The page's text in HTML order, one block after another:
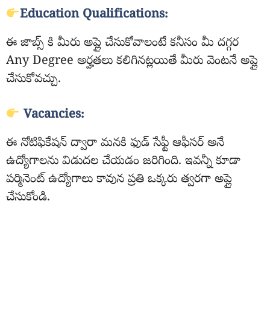
Education Qualifications:
ఈ జాబ్స్ కి మీరు అప్లై చేసుకోవాలంటే కనీసం మీ దగ్గర
Any Degree అర్హతలు కలిగినట్లయితే మీరు వెంటనే అప్లై
చేసుకోవచ్చు.
Vacancies:
ఈ నోటిఫికేషన్ ద్వారా మనకి ఫుడ్ సేఫ్టీ ఆఫీసర్ అనే
ఉద్యోగాలను విడుదల చేయడం జరిగింది. ఇవన్నీ కూడా
పర్మినెంట్ ఉద్యోగాలు కావున ప్రతి ఒక్కరు త్వరగా అప్లై
చేసుకోండి.